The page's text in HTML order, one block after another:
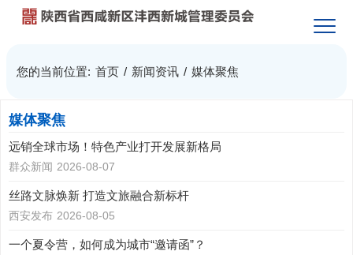
您的当前位置: 首页 / 新闻资讯 / 媒体聚焦
媒体聚焦
远销全球市场！特色产业打开发展新格局
群众新闻 2026-08-07
丝路文脉焕新 打造文旅融合新标杆
西安发布 2026-08-05
一个夏令营，如何成为城市“邀请函”？